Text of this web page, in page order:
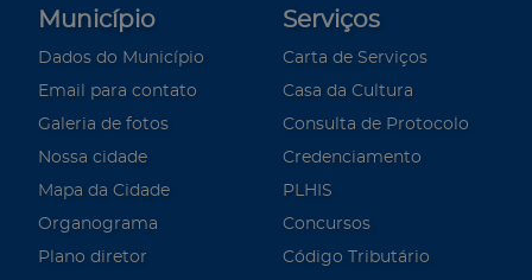
Município
Dados do Município
Email para contato
Galeria de fotos
Nossa cidade
Mapa da Cidade
Organograma
Plano diretor
Serviços
Carta de Serviços
Casa da Cultura
Consulta de Protocolo
Credenciamento
PLHIS
Concursos
Código Tributário